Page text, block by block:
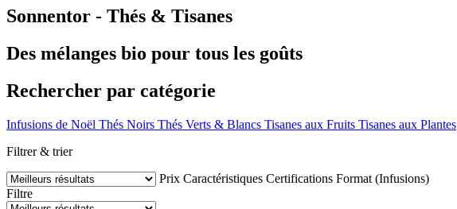
Sonnentor - Thés & Tisanes
Des mélanges bio pour tous les goûts
Rechercher par catégorie
Infusions de Noël Thés Noirs Thés Verts & Blancs Tisanes aux Fruits Tisanes aux Plantes
Filtrer & trier
Prix Caractéristiques Certifications Format (Infusions)
Filtre